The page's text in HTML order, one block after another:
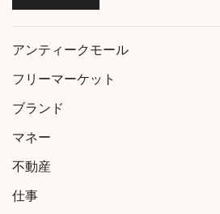
アンティークモール
フリーマーケット
ブランド
マネー
不動産
仕事